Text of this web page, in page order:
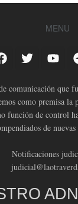
comunicación que
como premisa la
función de control
de
Notificaciones